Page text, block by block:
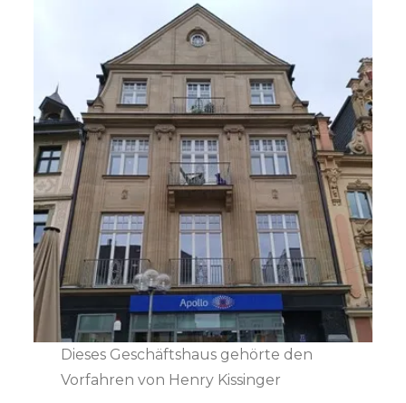
Dieses Geschäftshaus gehörte den
Vorfahren von Henry Kissinger